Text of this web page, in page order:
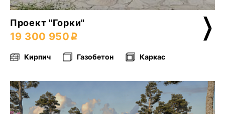
Проект "Горки"
19 300 950
Кирпич Газобетон Каркас